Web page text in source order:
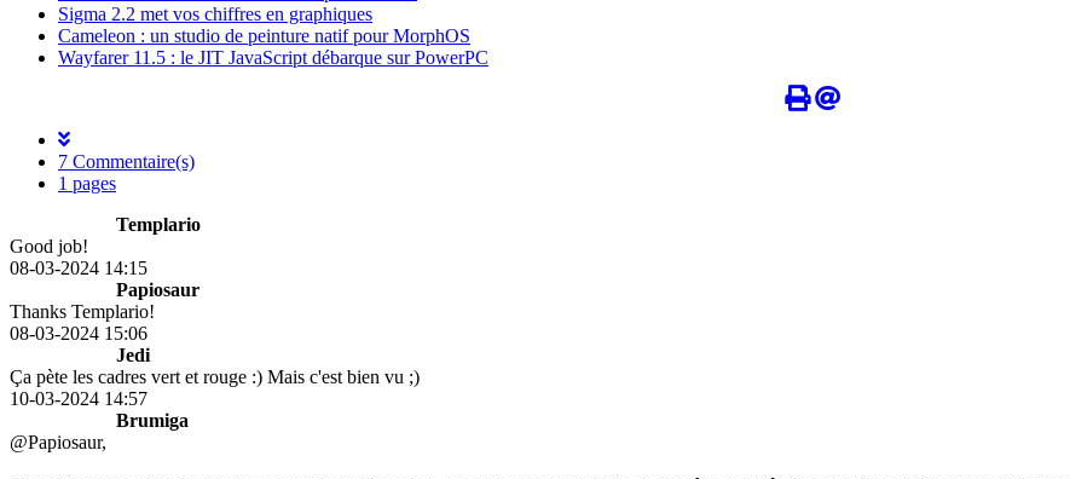
Sigma 2.2 met vos chiffres en graphiques
Cameleon : un studio de peinture natif pour MorphOS
Wayfarer 11.5 : le JIT JavaScript débarque sur PowerPC
7 Commentaire(s)
1 pages
Templario
Good job!
08-03-2024 14:15
Papiosaur
Thanks Templario!
08-03-2024 15:06
Jedi
Ça pète les cadres vert et rouge :) Mais c'est bien vu ;)
10-03-2024 14:57
Brumiga
@Papiosaur,